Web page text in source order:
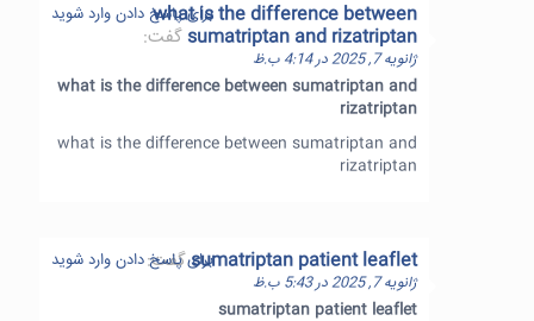
what is the difference between
sumatriptan and rizatriptan گفت:
ژانویه 7, 2025 در 4:14 ب.ظ
what is the difference between sumatriptan and
rizatriptan
what is the difference between sumatriptan and
rizatriptan
برای پاسخ دادن وارد شوید
sumatriptan patient leafletگفت:
ژانویه 7, 2025 در 5:43 ب.ظ
sumatriptan patient leaflet
برای پاسخ دادن وارد شوید